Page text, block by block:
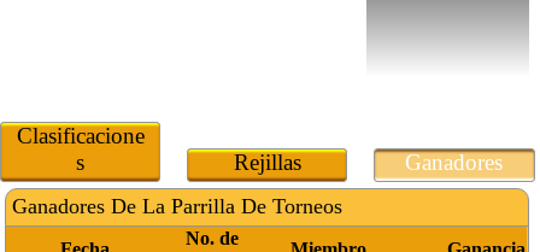
Clasificacione
s
Rejillas Ganadores
Ganadores De La Parrilla De Torneos
No. de